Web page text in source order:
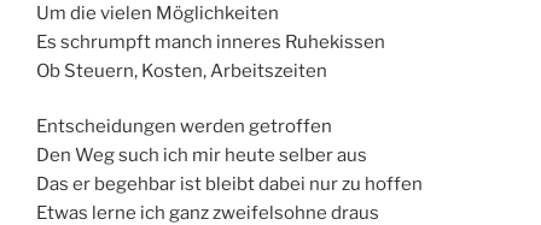
Um die vielen Möglichkeiten
Es schrumpft manch inneres Ruhekissen
Ob Steuern, Kosten, Arbeitszeiten
Entscheidungen werden getroffen
Den Weg such ich mir heute selber aus
Das er begehbar ist bleibt dabei nur zu hoffen
Etwas lerne ich ganz zweifelsohne draus